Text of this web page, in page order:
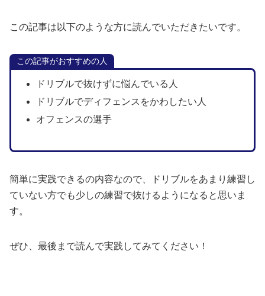
この記事は以下のような方に読んでいただきたいです。
この記事がおすすめの人
ドリブルで抜けずに悩んでいる人
ドリブルでディフェンスをかわしたい人
オフェンスの選手
簡単に実践できるの内容なので、ドリブルをあまり練習し
ていない方でも少しの練習で抜けるようになると思いま
す。
ぜひ、最後まで読んで実践してみてください！